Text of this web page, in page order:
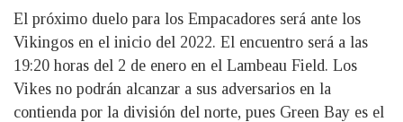
El próximo duelo para los Empacadores será ante los
Vikingos en el inicio del 2022. El encuentro será a las
19:20 horas del 2 de enero en el Lambeau Field. Los
Vikes no podrán alcanzar a sus adversarios en la
contienda por la división del norte, pues Green Bay es el